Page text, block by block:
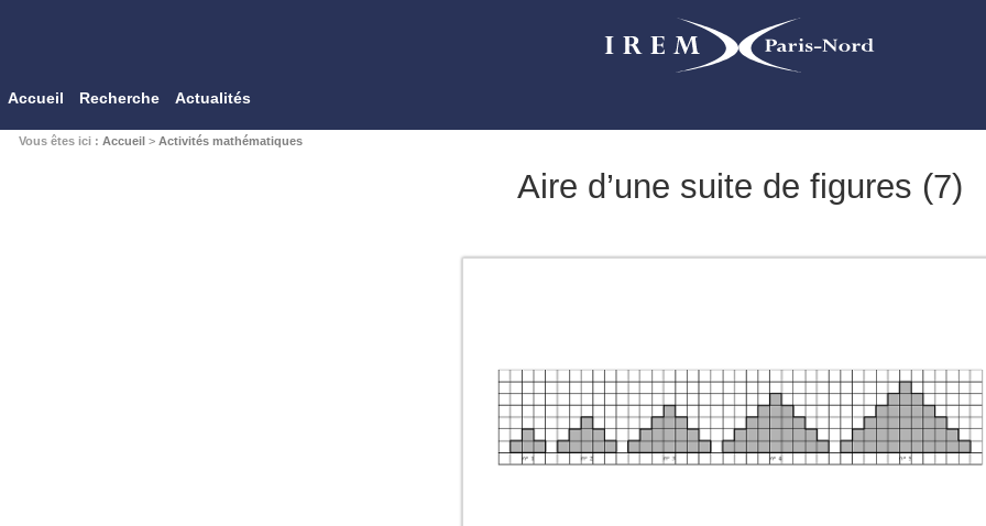
Accueil Recherche Actualités
Vous êtes ici : Accueil> Activités mathématiques
Aire d’une suite de figures (7)